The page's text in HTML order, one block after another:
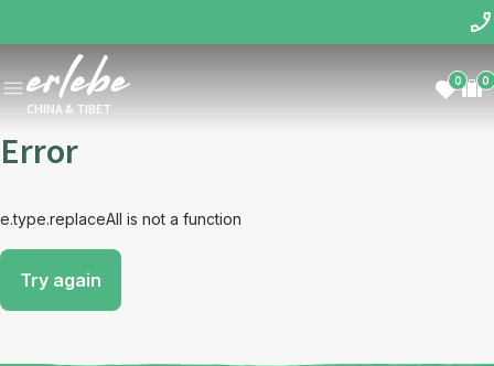
CHINA & TIBET
0 0
Error
e.type.replaceAll is not a function
Try again